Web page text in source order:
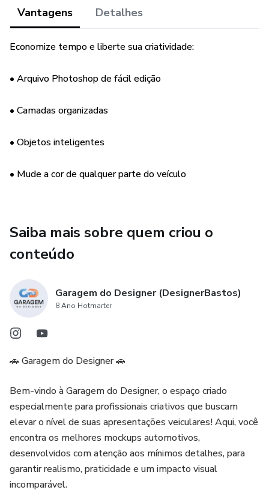
Vantagens Detalhes
Economize tempo e liberte sua criatividade:
• Arquivo Photoshop de fácil edição
• Camadas organizadas
• Objetos inteligentes
• Mude a cor de qualquer parte do veículo
Saiba mais sobre quem criou o
conteúdo
Garagem do Designer (DesignerBastos)
8 Ano Hotmarter
🚗 Garagem do Designer 🚗
Bem-vindo à Garagem do Designer, o espaço criado
especialmente para profissionais criativos que buscam
elevar o nível de suas apresentações veiculares! Aqui, você
encontra os melhores mockups automotivos,
desenvolvidos com atenção aos mínimos detalhes, para
garantir realismo, praticidade e um impacto visual
incomparável.